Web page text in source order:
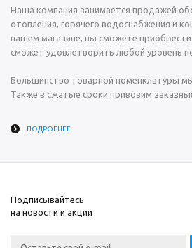
Наша компания занимается продажей
отопления, горячего водоснабжения и
нашем магазине, вы сможете
сможет удовлетворить любой уровень
Большинство товарной номенклатуры
Также в сжатые сроки привозим
ПОДРОБНЕЕ
Подписывайтесь
на новости и акции